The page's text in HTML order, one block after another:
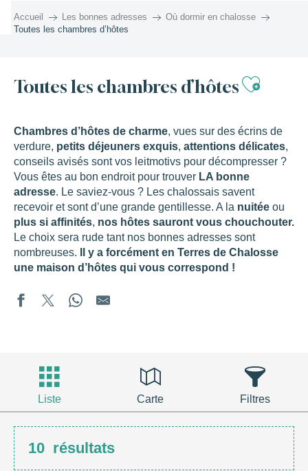
Accueil Les bonnes adresses
Où dormir en chalosse
Toutes les chambres d’hôtes
Toutes les chambres d’hôtes
Chambres d’hôtes de charme, vues sur des écrins de
verdure, petits déjeuners exquis, attentions délicates,
conseils avisés sont vos leitmotivs pour décompresser ?
Vous êtes au bon endroit pour trouver LA bonne
adresse. Le saviez-vous ? Les chalossais savent
recevoir et sont d’une grande gentillesse. A la nuitée ou
plus si affinités, nos hôtes sauront vous chouchouter.
Le choix sera rude tant nos bonnes adresses sont
nombreuses.
Il y a forcément en Terres de Chalosse
une maison d’hôtes qui vous correspond !
Liste Carte Filtres
10 résultats